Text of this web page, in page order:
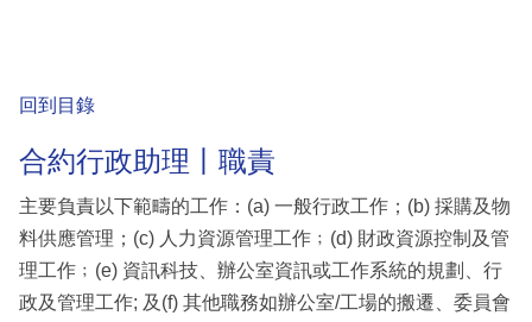
回到目錄
合約行政助理丨職責
主要負責以下範疇的工作：(a) 一般行政工作；(b) 採購及物
料供應管理；(c) 人力資源管理工作﹔(d) 財政資源控制及管
理工作﹔(e) 資訊科技、辦公室資訊或工作系統的規劃、行
政及管理工作; 及(f) 其他職務如辦公室/工場的搬遷、委員會